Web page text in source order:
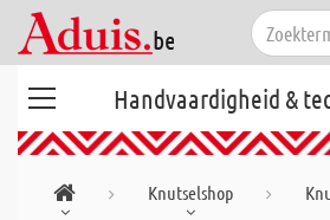
Handvaardigheid &
Knutselshop